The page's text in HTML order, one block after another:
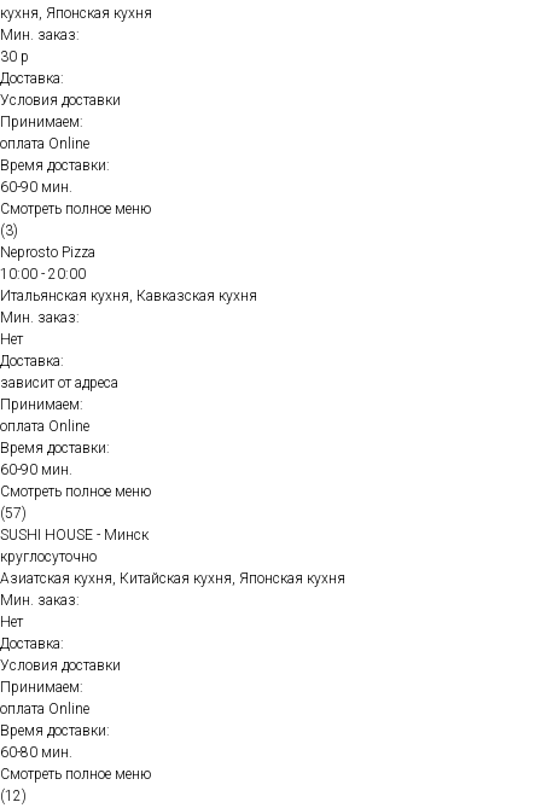
кухня, Японская кухня
Мин. заказ:
30 р
Доставка:
Условия доставки
Принимаем:
оплата Online
Время доставки:
60-90 мин.
Смотреть полное меню
(3)
Neprosto Pizza
10:00 - 20:00
Итальянская кухня, Кавказская кухня
Мин. заказ:
Нет
Доставка:
зависит от адреса
Принимаем:
оплата Online
Время доставки:
60-90 мин.
Смотреть полное меню
(57)
SUSHI HOUSE - Минск
круглосуточно
Азиатская кухня, Китайская кухня, Японская кухня
Мин. заказ:
Нет
Доставка:
Условия доставки
Принимаем:
оплата Online
Время доставки:
60-80 мин.
Смотреть полное меню
(12)